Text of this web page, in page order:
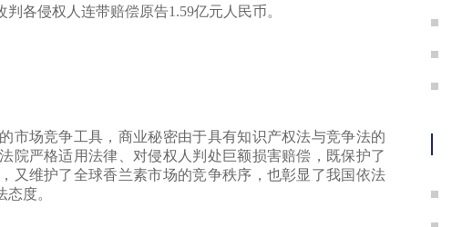
各侵权人连带赔偿原告1.59亿元人民币。
场竞争工具，商业秘密由于具有知识产权法与竞争法的
院严格适用法律、对侵权人判处巨额损害赔偿，既保护了
又维护了全球香兰素市场的竞争秩序，也彰显了我国依法
度。